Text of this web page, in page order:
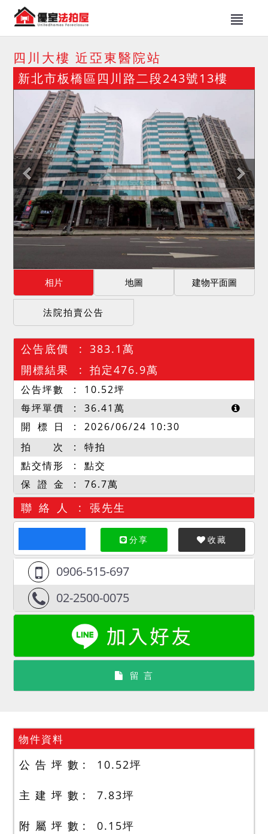
四川大樓 近亞東醫院站
新北市板橋區四川路二段243號13樓
相片 地圖 建物平面圖
法院拍賣公告
公告底價
383.1萬
開標結果
拍定476.9萬
公告坪數 10.52坪
每坪單價
36.41萬
開 標 日
2026/06/24 10:30
拍 次
特拍
點交情形
點交
保 證 金
76.7萬
聯 絡 人 張先生
分享 收藏
0906-515-697
02-2500-0075
留 言
物件資料
公 告 坪 數 10.52坪
主 建 坪 數 7.83坪
附 屬 坪 數 0.15坪